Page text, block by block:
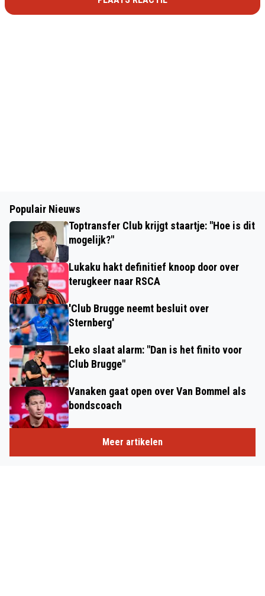
Populair Nieuws
Toptransfer Club krijgt staartje: "Hoe is dit
mogelijk?"
Lukaku hakt definitief knoop door over
terugkeer naar RSCA
'Club Brugge neemt besluit over
Sternberg'
Leko slaat alarm: "Dan is het finito voor
Club Brugge"
Vanaken gaat open over Van Bommel als
bondscoach
Meer artikelen